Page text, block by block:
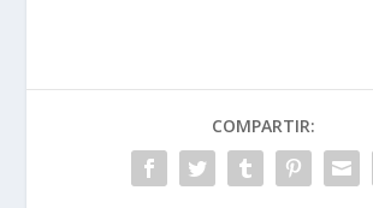
COMPARTIR: